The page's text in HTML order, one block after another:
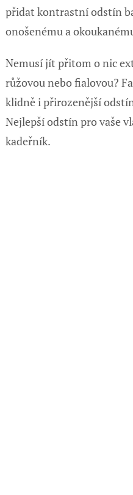
přidat kontrastní odstín
onošenému a
Nemusí jít přitom o nic
růžovou nebo fialovou?
klidně i přirozenější
Nejlepší odstín pro vaše
kadeřník.